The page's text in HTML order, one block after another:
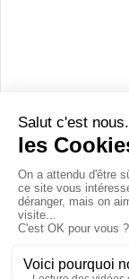
© Copyright 2008